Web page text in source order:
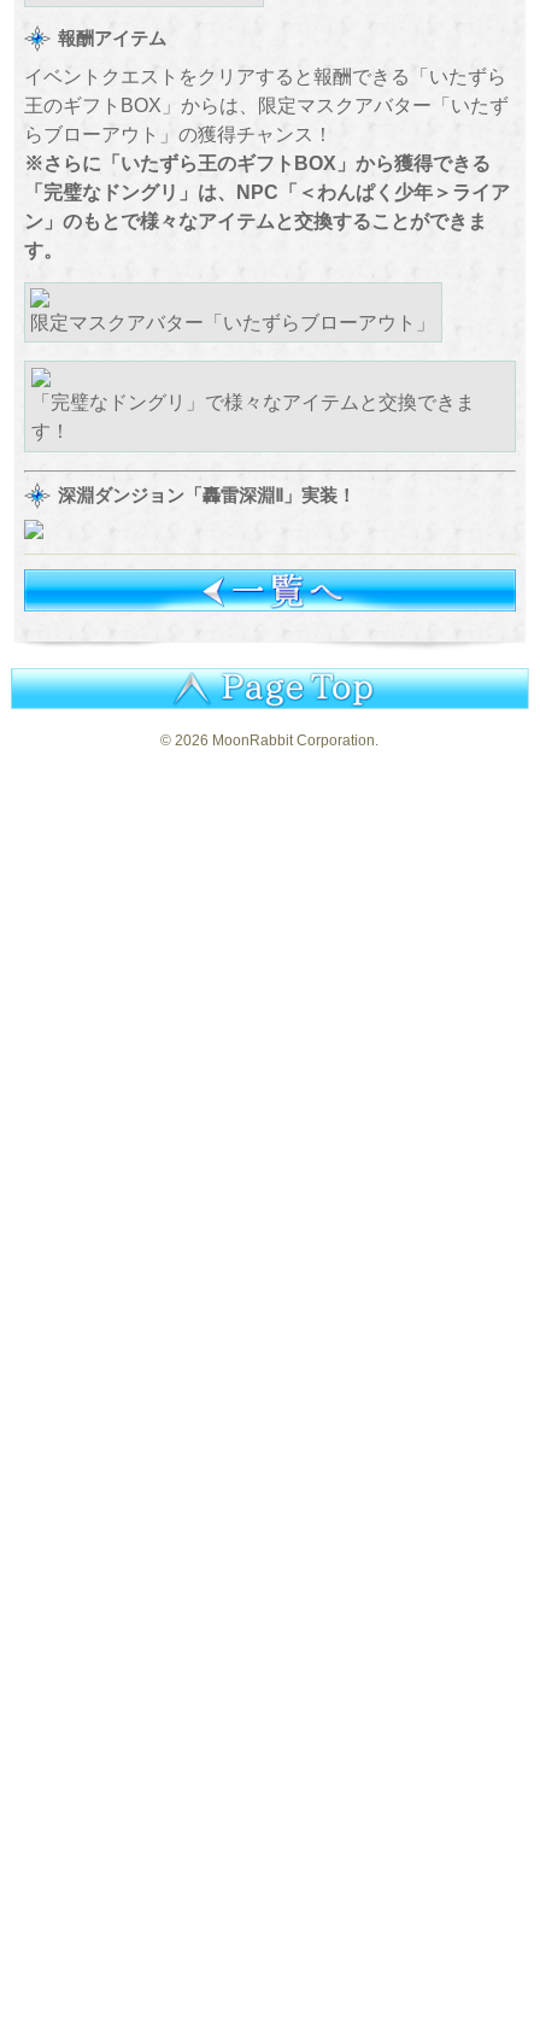
報酬アイテム
イベントクエストをクリアすると報酬できる「いたずら
王のギフトBOX」からは、限定マスクアバター「いたず
らブローアウト」の獲得チャンス！
※さらに「いたずら王のギフトBOX」から獲得できる
「完璧なドングリ」は、NPC「＜わんぱく少年＞ライア
ン」のもとで様々なアイテムと交換することができま
す。
限定マスクアバター「いたずらブローアウト」
「完璧なドングリ」で様々なアイテムと交換できま
す！
深淵ダンジョン「轟雷深淵Ⅱ」実装！
©2026 MoonRabbit Corporation.